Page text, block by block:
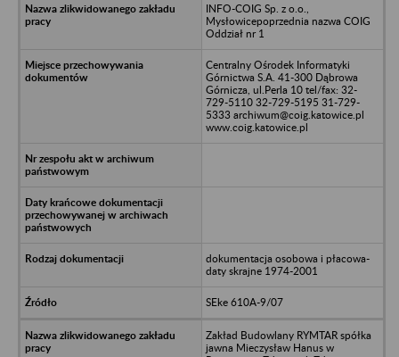
INFO-COIG Sp. z o.o.,
Mysłowicepoprzednia nazwa COIG
Oddział nr 1
Centralny Ośrodek Informatyki
Górnictwa S.A. 41-300 Dąbrowa
Górnicza, ul.Perla 10 tel/fax: 32-
729-5110 32-729-5195 31-729-
5333 archiwum@coig.katowice.pl
www.coig.katowice.pl
dokumentacja osobowa i płacowa-
daty skrajne 1974-2001
SEke 610A-9/07
Zakład Budowlany RYMTAR spółka
jawna Mieczysław Hanus w